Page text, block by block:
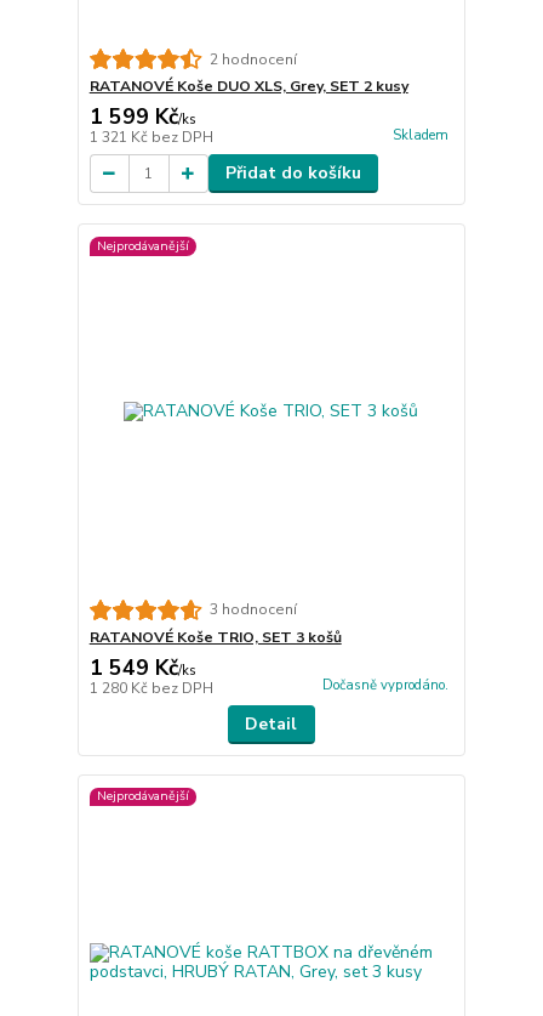
2 hodnocení
RATANOVÉ Koše DUO XLS, Grey, SET 2 kusy
1 599 Kč/ks
1 321 Kč bez DPH Skladem
Přidat do košíku
Nejprodávanější
3 hodnocení
RATANOVÉ Koše TRIO, SET 3 košů
1 549 Kč/ks
1 280 Kč bez DPH Dočasně vyprodáno.
Detail
Nejprodávanější